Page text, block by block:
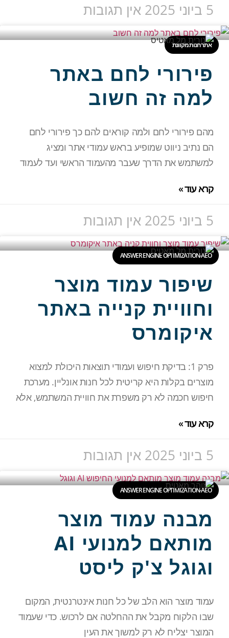
5 ביוני 2025 אין תגובות
אתר חנות מקוונת
פירורי לחם באתר
למה זה חשוב
מהם פירורי לחם ולמה קוראים להם כך פירורי לחם
הם נתיב ניווט שמופיע בראש עמודי אתר ומציג
למשתמש את הדרך שעבר מהעמוד הראשי ועד לעמוד
קרא עוד »
5 ביוני 2025 אין תגובות
ANSWER ENGINE OPTIMIZATION-AEO
שיפור עמוד מוצר
וחוויית קנייה באתר
איקומרס
פרק 1: בדיקת חיפוש ועמודי תוצאות היכולת למצוא
מוצרים בקלות היא קריטית לכל חנות אונליין. מערכת
חיפוש חכמה לא רק משפרת את חוויית המשתמש, אלא
קרא עוד »
5 ביוני 2025 אין תגובות
ANSWER ENGINE OPTIMIZATION-AEO
מבנה עמוד מוצר
מותאם למנועי AI
וגוגל צ'ק ליסט
עמוד מוצר הוא הלב של כל חנות אינטרנטית, המקום
שבו הלקוח מקבל את ההחלטה אם לרכוש. כדי שעמוד
המוצר יצליח לא רק למשוך את העין